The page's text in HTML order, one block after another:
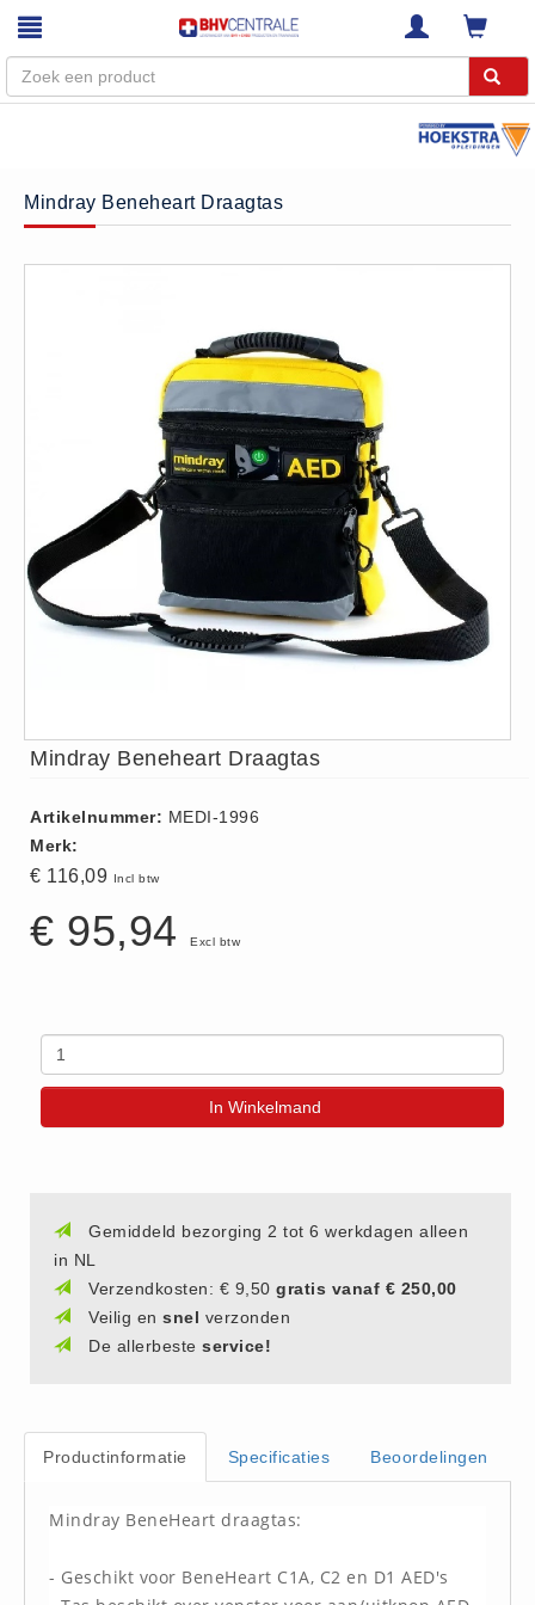
Home
Webshop
Trainingen
Bedrijfsnoodplannen
Plattegronden
VCA Trajecten
ISO 9001 Begeleiding
Evenementenveiligheid
Inspectiecentrale
Betalingsmogelijkheden
Verzending
Algemene Voorwaarden
Winkel
(20)
AED apparaten (11)
AED
AED apparaten (11)
AED batterijen (12)
AED binnen - buiten kasten (11)
Beademings materialen (6)
BHV Kasten
Mindray Beneheart Draagtas
Mindray Beneheart Draagtas
Artikelnummer: MEDI-1996
Merk:
€ 116,09 Incl btw
€ 95,94 Excl btw
In Winkelmand
Gemiddeld bezorging 2 tot 6 werkdagen alleen
in NL
Verzendkosten: € 9,50 gratis vanaf € 250,00
Veilig en snel verzonden
De allerbeste service!
Productinformatie Specificaties Beoordelingen
Mindray BeneHeart draagtas:
- Geschikt voor BeneHeart C1A, C2 en D1 AED's